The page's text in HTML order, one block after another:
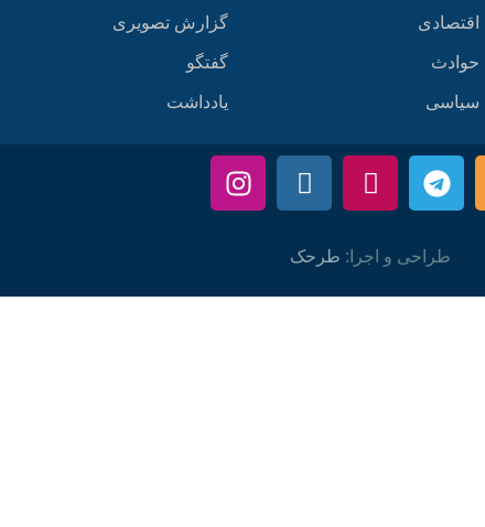
اقتصادی
حوادث
سیاسی
گزارش تصویری
گفتگو
یادداشت
طراحی و اجرا: طرحک